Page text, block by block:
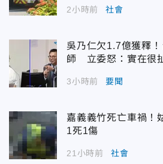
2小時前 社會
吳乃仁欠1.7億獲釋
師 立委怒：實在很
3小時前 要聞
嘉義義竹死亡車禍！
1死1傷
21小時前 社會